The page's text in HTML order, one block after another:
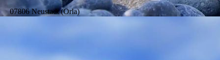
07806 Neustadt (Orla)